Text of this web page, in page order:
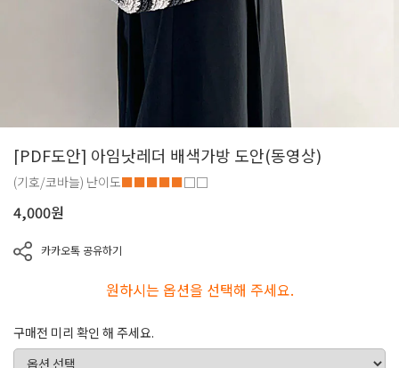
[PDF도안] 아임낫레더 배색가방 도안(동영상)
(기호/코바늘) 난이도■■■■■□□
4,000원
카카오톡 공유하기
원하시는 옵션을 선택해 주세요.
구매전 미리 확인 해 주세요.